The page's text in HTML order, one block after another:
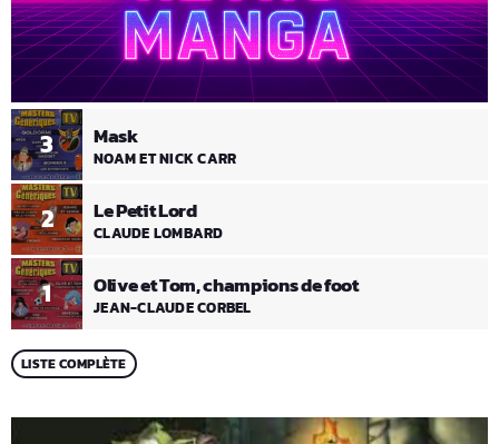
1 Olive et Tom, champions de foot
JEAN-CLAUDE CORBEL
2 Le Petit Lord
CLAUDE LOMBARD
3 Mask
NOAM ET NICK CARR
LISTE COMPLÈTE